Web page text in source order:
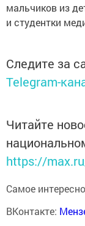
мальчиков из
и студентки
Следите за
Telegram-
Читайте
https://
Самое
ВКонтакте: